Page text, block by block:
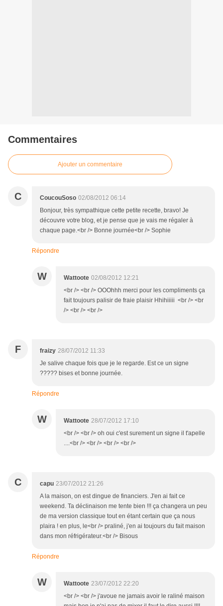
Commentaires
Ajouter un commentaire
C CoucouSoso 02/08/2012 06:14
Bonjour, très sympathique cette petite recette, bravo! Je
découvre votre blog, et je pense que je vais me régaler à
chaque page.<br /> Bonne journée<br /> Sophie
Répondre
W Wattoote 02/08/2012 12:21
<br /> <br /> OOOhhh merci pour les compliments ça
fait toujours palisir de fraie plaisir Hhihiiiii <br /> <br
/> <br /> <br />
F fraizy 28/07/2012 11:33
Je salive chaque fois que je le regarde. Est ce un signe
????? bises et bonne journée.
Répondre
W Wattoote 28/07/2012 17:10
<br /> <br /> oh oui c'est surement un signe il t'apelle
....<br /> <br /> <br /> <br />
C capu 23/07/2012 21:26
A la maison, on est dingue de financiers. J'en ai fait ce
weekend. Ta déclinaison me tente bien !!! ça changera un peu
de ma version classique tout en étant certain que ça nous
plaira ! en plus, le<br /> praliné, j'en ai toujours du fait maison
dans mon réfrigérateur.<br /> Bisous
Répondre
W Wattoote 23/07/2012 22:20
<br /> <br /> j'avoue ne jamais avoir le raliné maison